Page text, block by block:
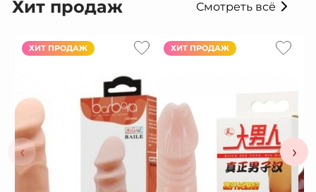
Хит продаж Смотреть всё
‹
ХИТ ПРОДАЖ ХИТ ПРОДАЖ
›